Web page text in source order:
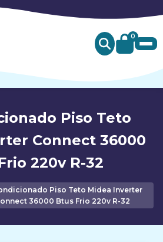
0
Piso Teto
Connect 36000
220v R-32
Piso Teto Midea Inverter
36000 Btus Frio 220v R-32